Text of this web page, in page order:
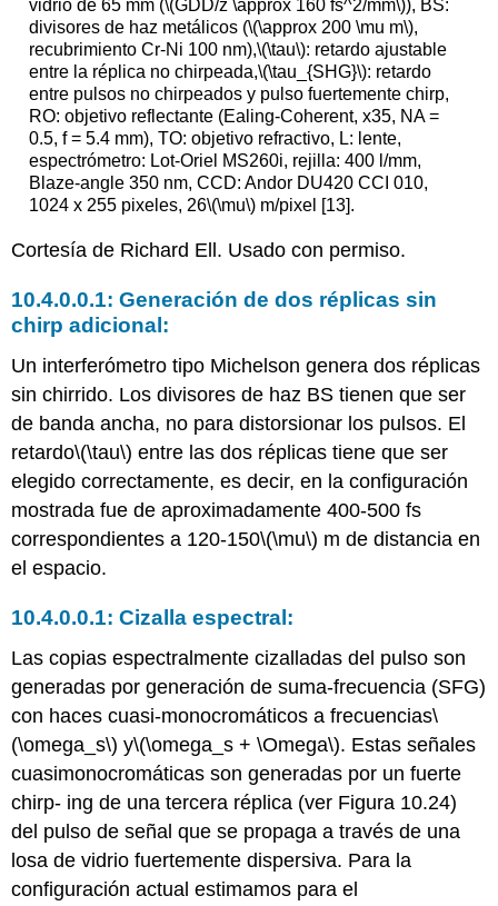
vidrio de 65 mm (\(GDD/z \approx 160 fs^2/mm\)), BS:
divisores de haz metálicos (\(\approx 200 \mu m\),
recubrimiento Cr-Ni 100 nm),\(\tau\): retardo ajustable
entre la réplica no chirpeada,\(\tau_{SHG}\): retardo
entre pulsos no chirpeados y pulso fuertemente chirp,
RO: objetivo reflectante (Ealing-Coherent, x35, NA =
0.5, f = 5.4 mm), TO: objetivo refractivo, L: lente,
espectrómetro: Lot-Oriel MS260i, rejilla: 400 l/mm,
Blaze-angle 350 nm, CCD: Andor DU420 CCI 010,
1024 x 255 pixeles, 26\(\mu\)m/pixel [13].
Cortesía de Richard Ell. Usado con permiso.
Generación de dos réplicas sin
chirp adicional:
Un interferómetro tipo Michelson genera dos réplicas
sin chirrido. Los divisores de haz BS tienen que ser
de banda ancha, no para distorsionar los pulsos. El
retardo\(\tau\) entre las dos réplicas tiene que ser
elegido correctamente, es decir, en la configuración
mostrada fue de aproximadamente 400-500 fs
correspondientes a 120-150\(\mu\) m de distancia en
el espacio.
Cizalla espectral:
Las copias espectralmente cizalladas del pulso son
generadas por generación de suma-frecuencia (SFG)
con haces cuasi-monocromáticos a frecuencias\
(\omega_s\) y\(\omega_s + \Omega\). Estas señales
cuasimonocromáticas son generadas por un fuerte
chirp- ing de una tercera réplica (ver Figura 10.24)
del pulso de señal que se propaga a través de una
losa de vidrio fuertemente dispersiva. Para la
configuración actual estimamos para el